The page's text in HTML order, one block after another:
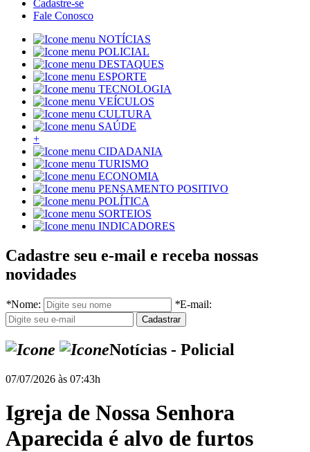
Cadastre-se
Fale Conosco
NOTÍCIAS
POLICIAL
DESTAQUES
ESPORTE
TECNOLOGIA
VEÍCULOS
CULTURA
SAÚDE
+
CIDADANIA
TURISMO
ECONOMIA
PENSAMENTO POSITIVO
POLÍTICA
SORTEIOS
INDICADORES
Cadastre seu e-mail e receba nossas
novidades
*Nome: *E-mail:
Notícias - Policial
07/07/2026 às 07:43h
Igreja de Nossa Senhora
Aparecida é alvo de furtos